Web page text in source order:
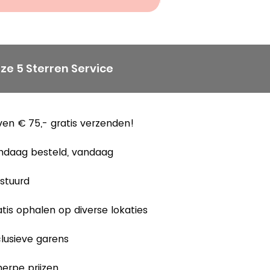
5 Sterren Service
€ 75,- gratis verzenden!
besteld, vandaag
ophalen op diverse lokaties
garens